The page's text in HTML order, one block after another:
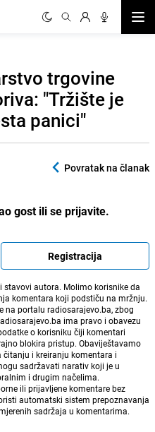
trgovine
"Tržište je
panici"
Povratak na članak
gost ili se prijavite.
Registracija
autora. Molimo korisnike da
komentara koji podstiču na mržnju.
na portalu radiosarajevo.ba, zbog
ima pravo i obavezu
o korisniku čiji komentari
blokira pristup. Obaviještavamo
i kreiranju komentara i
sadržavati narativ koji je u
i drugim načelima.
ili prijavljene komentare bez
automatski sistem prepoznavanja
sadržaja u komentarima.